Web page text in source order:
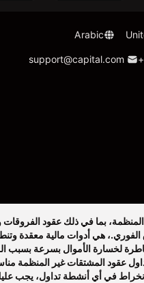
Arabic
support@capital.com
بما في ذلك عقود الفروقات
هي أدوات مالية معقدة
لخسارة الأموال بسرعة بسبب
عقود المشتقات غير المنظمة
في أي أنشطة تداول، يجب